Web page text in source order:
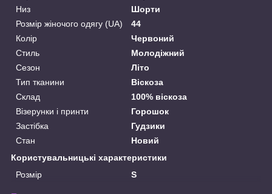
Низ
Шорти
Розмір жіночого одягу (UA)
44
Колір
Червоний
Стиль
Молодіжний
Сезон
Літо
Тип тканини
Віскоза
Склад
100% віскоза
Візерунки і принти
Горошок
Застібка
Гудзики
Стан
Новий
Користувальницькі характеристики
Розмір
S